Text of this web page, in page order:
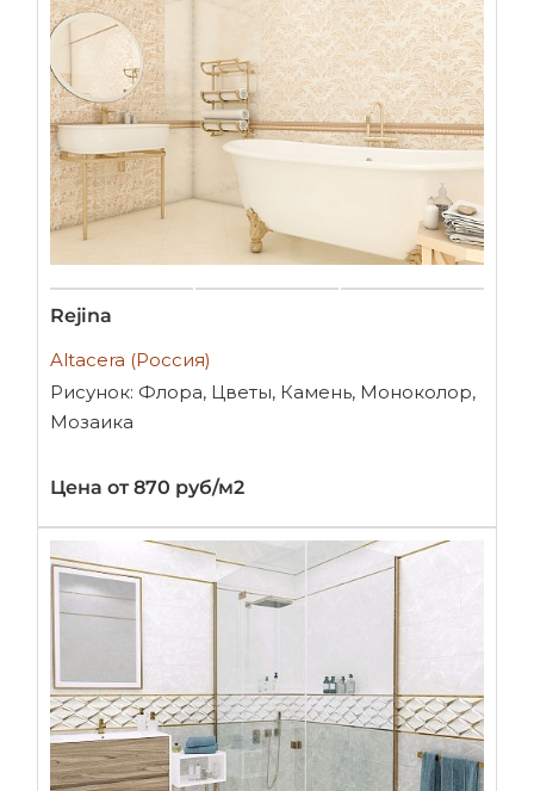
Rejina
Altacera (Россия)
Рисунок: Флора, Цветы, Камень, Моноколор,
Мозаика
Цена от 870 руб/м2